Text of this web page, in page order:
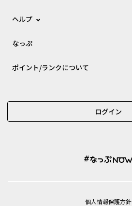
ヘルプ
なっぷ
ポイント/ランクについて
ログイン
個⼈情報保護⽅針